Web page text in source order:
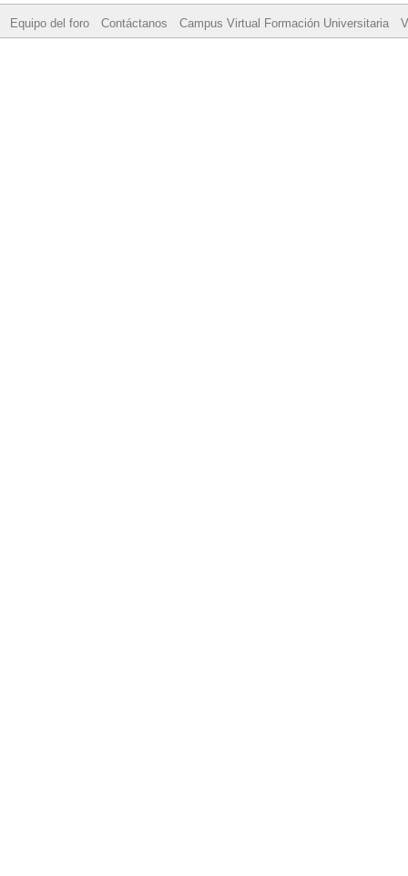
Equipo del foro Contáctanos Campus Virtual Formación Universitaria